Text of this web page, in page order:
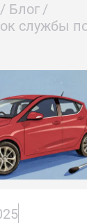
Блог
службы